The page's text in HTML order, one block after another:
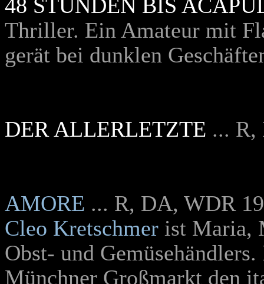
48 STUNDEN BIS
Thriller. Ein Amateur mit
gerät bei dunklen
DER ALLERLETZTE ... R,
AMORE ... R, DA, WDR
Cleo Kretschmer ist Maria,
Obst- und
Münchner Großmarkt den